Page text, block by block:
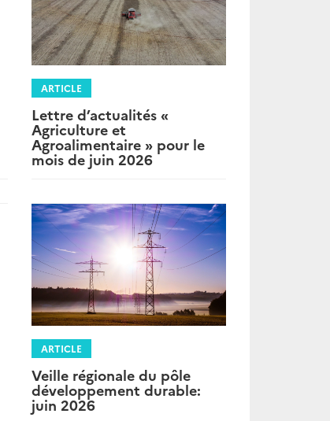
ARTICLE
Lettre d’actualités «
Agriculture et
Agroalimentaire » pour le
mois de juin 2026
ARTICLE
Veille régionale du pôle
développement durable:
juin 2026